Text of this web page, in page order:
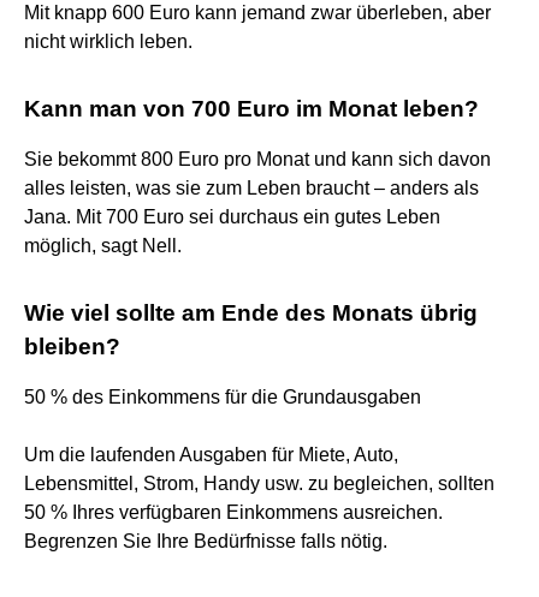
Mit knapp 600 Euro kann jemand zwar überleben, aber
nicht wirklich leben.
Kann man von 700 Euro im Monat leben?
Sie bekommt 800 Euro pro Monat und kann sich davon
alles leisten, was sie zum Leben braucht – anders als
Jana. Mit 700 Euro sei durchaus ein gutes Leben
möglich, sagt Nell.
Wie viel sollte am Ende des Monats übrig
bleiben?
50 % des Einkommens für die Grundausgaben
Um die laufenden Ausgaben für Miete, Auto,
Lebensmittel, Strom, Handy usw. zu begleichen, sollten
50 % Ihres verfügbaren Einkommens ausreichen.
Begrenzen Sie Ihre Bedürfnisse falls nötig.